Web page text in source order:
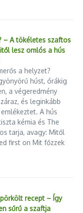
– A tökéletes szaftos
lesz omlós a hús
a helyzet?
húst, órákig
a végeredmény
és leginkább
A hús
kémia és The
tarja, avagy: Mitől
first on Mit főzzek
recept – Így
sűrű a szaftja